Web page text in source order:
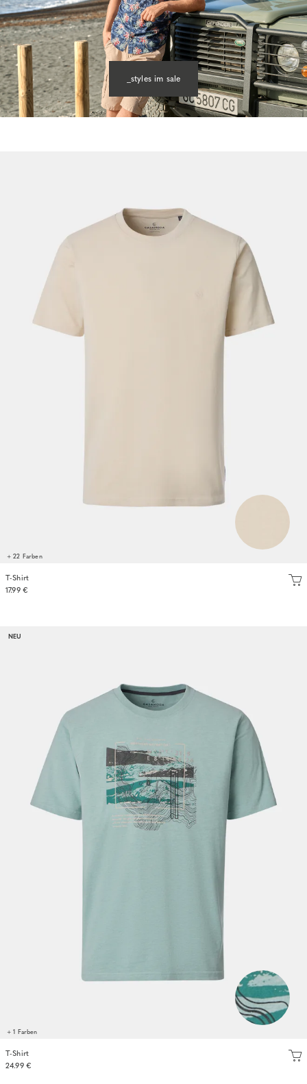
_styles im sale
+ 22 Farben
T-Shirt
17.99 €
NEU
+ 1 Farben
T-Shirt
24.99 €